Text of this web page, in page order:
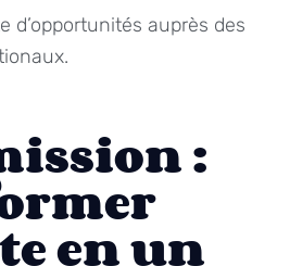
d’opportunités auprès des
:
en un